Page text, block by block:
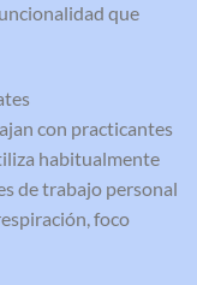
que
con practicantes
habitualmente
de trabajo personal
foco